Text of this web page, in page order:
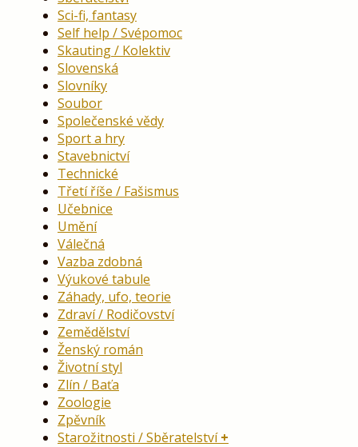
Sci-fi, fantasy
Self help / Svépomoc
Skauting / Kolektiv
Slovenská
Slovníky
Soubor
Společenské vědy
Sport a hry
Stavebnictví
Technické
Třetí říše / Fašismus
Učebnice
Umění
Válečná
Vazba zdobná
Výukové tabule
Záhady, ufo, teorie
Zdraví / Rodičovství
Zemědělství
Ženský román
Životní styl
Zlín / Baťa
Zoologie
Zpěvník
Starožitnosti / Sběratelství